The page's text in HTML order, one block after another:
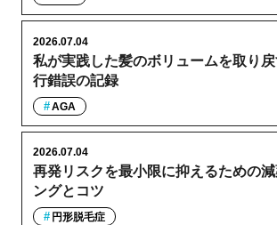
私が実践した髪のボリュームを取り
行錯誤の記録
2026.07.04
AGA
再発リスクを最小限に抑えるための減
ングとコツ
2026.07.04
円形脱毛症